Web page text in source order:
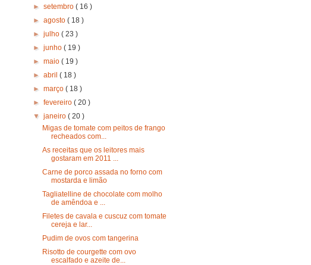
►setembro( 16 )
►agosto( 18 )
►julho( 23 )
►junho( 19 )
►maio( 19 )
►abril( 18 )
►março( 18 )
►fevereiro( 20 )
▼janeiro( 20 )
Migas de tomate com peitos de frango
recheados com...
As receitas que os leitores mais
gostaram em 2011 ...
Carne de porco assada no forno com
mostarda e limão
Tagliatelline de chocolate com molho
de amêndoa e ...
Filetes de cavala e cuscuz com tomate
cereja e lar...
Pudim de ovos com tangerina
Risotto de courgette com ovo
escalfado e azeite de...